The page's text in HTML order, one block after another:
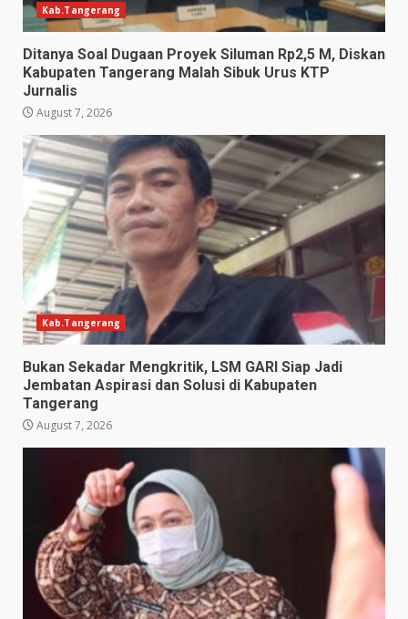
Kab.Tangerang
Ditanya Soal Dugaan Proyek Siluman Rp2,5 M, Diskan
Kabupaten Tangerang Malah Sibuk Urus KTP
Jurnalis
August 7, 2026
Kab.Tangerang
Bukan Sekadar Mengkritik, LSM GARI Siap Jadi
Jembatan Aspirasi dan Solusi di Kabupaten
Tangerang
August 7, 2026